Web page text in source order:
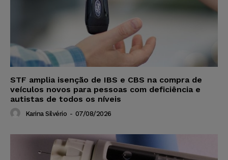
STF amplia isenção de IBS e CBS na compra de
veículos novos para pessoas com deficiência e
autistas de todos os níveis
Karina Silvério - 07/08/2026